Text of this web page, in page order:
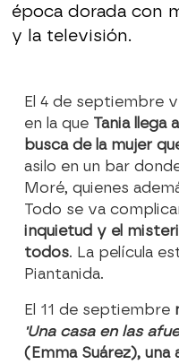
época dorada con
y la televisión.
El 4 de septiembre
en la que Tania llega
busca de la mujer
asilo en un bar
Moré, quienes
Todo se va
inquietud y el
todos. La película
Piantanida.
El 11 de septiembre
'Una casa en las
(Emma Suárez),